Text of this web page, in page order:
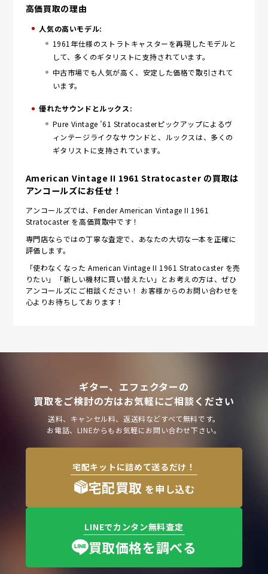
高価買取の理由
人気の高いモデル:
1961年仕様のストラトキャスターを再現したモデルと
して、多くのギタリストに支持されています。
中古市場でも人気が高く、安定した価格で取引されて
います。
優れたサウンドとルックス:
Pure Vintage ’61 Stratocasterピックアップによるヴ
ィンテージライクなサウンドと、ルックスは、多くの
ギタリストに支持されています。
American Vintage II 1961 Stratocaster の買取は
アンコールズにお任せ！
アンコールズでは、Fender American Vintage II 1961
Stratocaster を高価買取中です！
専門店ならではの丁寧な査定で、あなたの大切な一本を正確に
評価します。
「使わなくなった American Vintage II 1961 Stratocaster を売
りたい」「新しい機材に買い替えたい」とお考えの方は、ぜひ
アンコールズにご相談ください！ お客様からのお問い合わせを
心よりお待ちしております！
ギター、エフェクターの
買取をご検討の方はお気軽にご相談ください
送料、キャンセル料、返送料などすべて無料です。
お電話、LINEからもお気軽にお問い合わせ下さい。
宅配キットに詰めて送るだけ！
宅配買取 を申し込む
LINEでカンタン無料査定
買取価格を調べる